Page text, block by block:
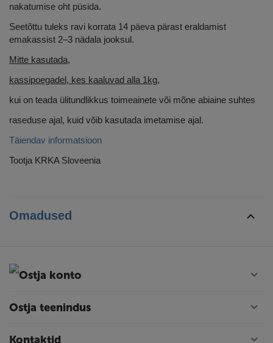
nakatumise oht püsida.
Seetõttu tuleks ravi korrata 14 päeva pärast eraldamist
emakassist 2–3 nädala jooksul.
Mitte kasutada,
kassipoegadel, kes kaaluvad alla 1kg,
kui on teada ülitundlikkus toimeainete või mõne abiaine suhtes
raseduse ajal, kuid võib kasutada imetamise ajal.
Täiendav informatsioon
Tootja KRKA Sloveenia
Omadused
Ostja konto
Ostja teenindus
Kontaktid